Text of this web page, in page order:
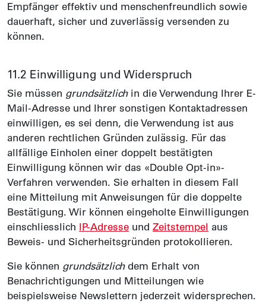
Empfänger effektiv und menschen­freundlich sowie
dauerhaft, sicher und zuverlässig versenden zu
können.
11.2 Einwilligung und Wider­spruch
Sie müssen grundsätzlichin die Verwendung Ihrer E-
Mail-Adresse und Ihrer sonstigen Kontaktadressen
einwilligen, es sei denn, die Verwendung ist aus
anderen rechtlichen Gründen zulässig. Für das
allfällige Einholen einer doppelt bestätigten
Einwilligung können wir das «Double Opt-in»-
Verfahren verwenden. Sie erhalten in diesem Fall
eine Mitteilung mit Anweisungen für die doppelte
Bestätigung. Wir können eingeholte Einwilligungen
einschliesslich IP-Adresse und Zeitstempel aus
Beweis- und Sicherheitsgründen protokollieren.
Sie können grundsätzlichdem Erhalt von
Benachrichtigungen und Mitteilungen wie
beispielsweise Newslettern jederzeit widersprechen.